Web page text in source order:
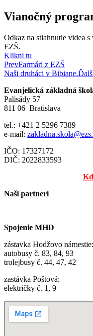
Vianočný
Odkaz na stiahnutie videa
EZŠ.
Klikni tu
PrevFarmári z EZŠ
Naši druháci v Bibiane.
Evanjelická základná
Palisády 57
811 06 Bratislava
tel.: +421 2 5296 7389
e-mail:
IČO: 17327172
DIČ: 2022833593
Naši partneri
Spojenie MHD
zástavka Hodžovo námestie:
autobusy č. 83, 84, 93
trolejbusy č. 44, 47, 42
zastávka Poštová:
električky č. 1, 9